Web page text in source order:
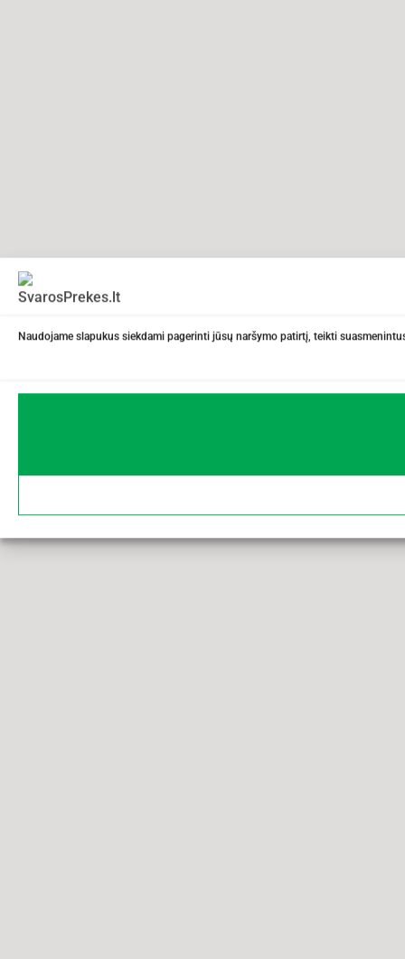
Naudojame slapukus siekdami pagerinti jūsų naršymo patirtį, teikti